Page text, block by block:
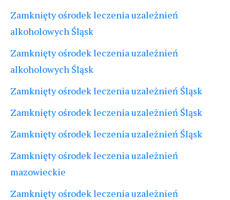
Zamknięty ośrodek leczenia uzależnień
alkoholowych Śląsk
Zamknięty ośrodek leczenia uzależnień
alkoholowych Śląsk
Zamknięty ośrodek leczenia uzależnień Śląsk
Zamknięty ośrodek leczenia uzależnień Śląsk
Zamknięty ośrodek leczenia uzależnień Śląsk
Zamknięty ośrodek leczenia uzależnień
mazowieckie
Zamknięty ośrodek leczenia uzależnień